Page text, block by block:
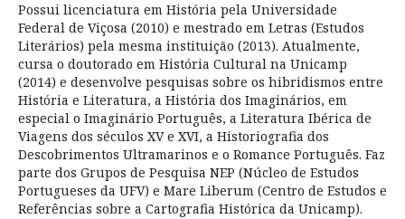
Possui licenciatura em História pela Universidade
Federal de Viçosa (2010) e mestrado em Letras (Estudos
Literários) pela mesma instituição (2013). Atualmente,
cursa o doutorado em História Cultural na Unicamp
(2014) e desenvolve pesquisas sobre os hibridismos entre
História e Literatura, a História dos Imaginários, em
especial o Imaginário Português, a Literatura Ibérica de
Viagens dos séculos XV e XVI, a Historiografia dos
Descobrimentos Ultramarinos e o Romance Português. Faz
parte dos Grupos de Pesquisa NEP (Núcleo de Estudos
Portugueses da UFV) e Mare Liberum (Centro de Estudos e
Referências sobre a Cartografia Histórica da Unicamp).